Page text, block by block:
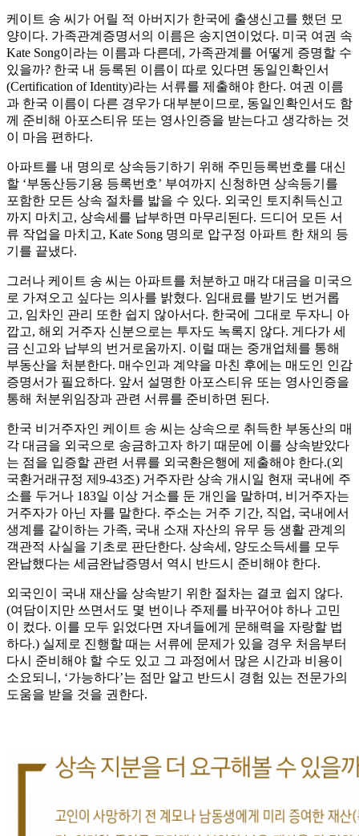
케이트 송 씨가 어릴 적 아버지가 한국에 출생신고를 했던 모
양이다. 가족관계증명서의 이름은 송지연이었다. 미국 여권 속
Kate Song이라는 이름과 다른데, 가족관계를 어떻게 증명할 수
있을까? 한국 내 등록된 이름이 따로 있다면 동일인확인서
(Certification of Identity)라는 서류를 제출해야 한다. 여권 이름
과 한국 이름이 다른 경우가 대부분이므로, 동일인확인서도 함
께 준비해 아포스티유 또는 영사인증을 받는다고 생각하는 것
이 마음 편하다.
아파트를 내 명의로 상속등기하기 위해 주민등록번호를 대신
할 ‘부동산등기용 등록번호’ 부여까지 신청하면 상속등기를
포함한 모든 상속 절차를 밟을 수 있다. 외국인 토지취득신고
까지 마치고, 상속세를 납부하면 마무리된다. 드디어 모든 서
류 작업을 마치고, Kate Song 명의로 압구정 아파트 한 채의 등
기를 끝냈다.
그러나 케이트 송 씨는 아파트를 처분하고 매각 대금을 미국으
로 가져오고 싶다는 의사를 밝혔다. 임대료를 받기도 번거롭
고, 임차인 관리 또한 쉽지 않아서다. 한국에 그대로 두자니 아
깝고, 해외 거주자 신분으로는 투자도 녹록지 않다. 게다가 세
금 신고와 납부의 번거로움까지. 이럴 때는 중개업체를 통해
부동산을 처분한다. 매수인과 계약을 마친 후에는 매도인 인감
증명서가 필요하다. 앞서 설명한 아포스티유 또는 영사인증을
통해 처분위임장과 관련 서류를 준비하면 된다.
한국 비거주자인 케이트 송 씨는 상속으로 취득한 부동산의 매
각 대금을 외국으로 송금하고자 하기 때문에 이를 상속받았다
는 점을 입증할 관련 서류를 외국환은행에 제출해야 한다.(외
국환거래규정 제9-43조) 거주자란 상속 개시일 현재 국내에 주
소를 두거나 183일 이상 거소를 둔 개인을 말하며, 비거주자는
거주자가 아닌 자를 말한다. 주소는 거주 기간, 직업, 국내에서
생계를 같이하는 가족, 국내 소재 자산의 유무 등 생활 관계의
객관적 사실을 기초로 판단한다. 상속세, 양도소득세를 모두
완납했다는 세금완납증명서 역시 반드시 준비해야 한다.
외국인이 국내 재산을 상속받기 위한 절차는 결코 쉽지 않다.
(여담이지만 쓰면서도 몇 번이나 주제를 바꾸어야 하나 고민
이 컸다. 이를 모두 읽었다면 자녀들에게 문해력을 자랑할 법
하다.) 실제로 진행할 때는 서류에 문제가 있을 경우 처음부터
다시 준비해야 할 수도 있고 그 과정에서 많은 시간과 비용이
소요되니, ‘가능하다’는 점만 알고 반드시 경험 있는 전문가의
도움을 받을 것을 권한다.